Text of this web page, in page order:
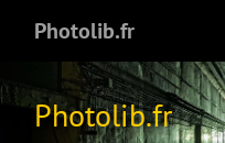
Photolib.fr
Photolib.fr